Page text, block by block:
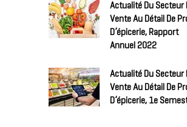
Actualité Du Secteur
Vente Au Détail De
D’épicerie, Rapport
Annuel 2022
Actualité Du Secteur
Vente Au Détail De
D’épicerie, 1e